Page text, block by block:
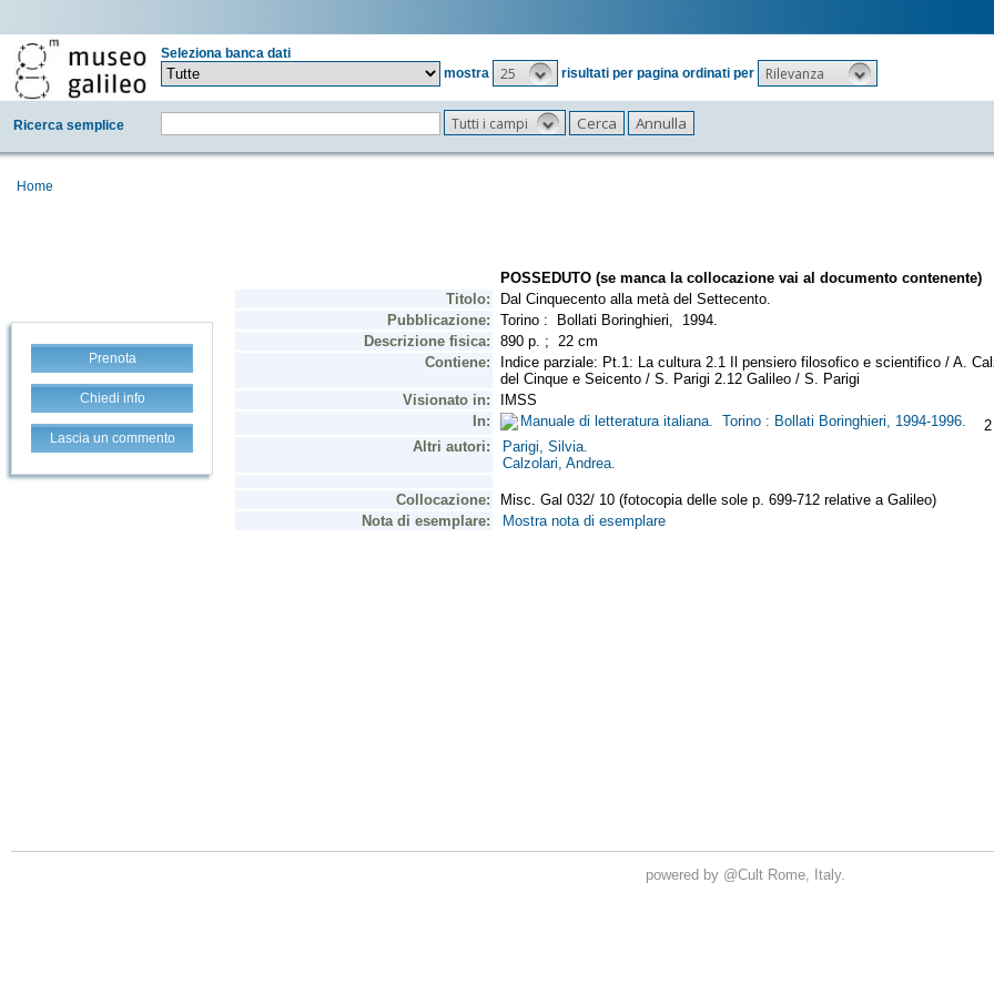
Seleziona banca dati
mostra
25 risultati per pagina ordinati per Rilevanza
Ricerca semplice Tutti i campi
Home
Prenota
Chiedi info
Lascia un commento
powered by @Cult Rome, Italy.